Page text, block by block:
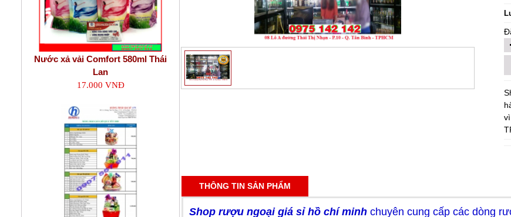
Nước xả vải Comfort 580ml Thái
Lan
17.000 VNĐ
THÔNG TIN SẢN PHẨM
Shop rượu ngoại giá sỉ hồ chí minh chuyên cung cấp các dòng